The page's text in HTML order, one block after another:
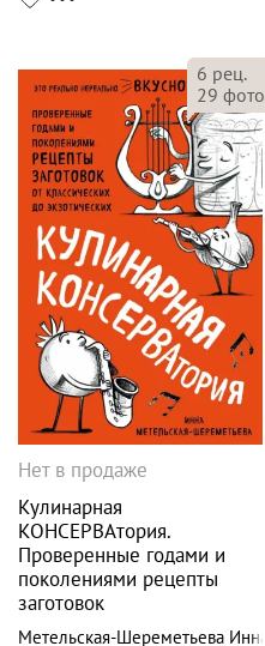
6 рец.
29 фото
Нет в продаже
Кулинарная
КОНСЕРВАтория.
Проверенные годами и
поколениями рецепты
заготовок
Метельская-Шереметьева Инна